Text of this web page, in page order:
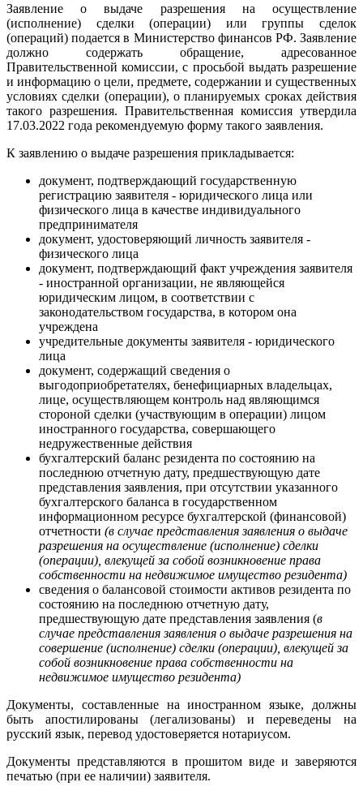
Заявление о выдаче разрешения на осуществление
(исполнение) сделки (операции) или группы сделок
(операций) подается в Министерство финансов РФ. Заявление
должно содержать обращение, адресованное
Правительственной комиссии, с просьбой выдать разрешение
и информацию о цели, предмете, содержании и существенных
условиях сделки (операции), о планируемых сроках действия
такого разрешения. Правительственная комиссия утвердила
17.03.2022 года рекомендуемую форму такого заявления.
К заявлению о выдаче разрешения прикладывается:
документ, подтверждающий государственную
регистрацию заявителя - юридического лица или
физического лица в качестве индивидуального
предпринимателя
документ, удостоверяющий личность заявителя -
физического лица
документ, подтверждающий факт учреждения заявителя
- иностранной организации, не являющейся
юридическим лицом, в соответствии с
законодательством государства, в котором она
учреждена
учредительные документы заявителя - юридического
лица
документ, содержащий сведения о
выгодоприобретателях, бенефициарных владельцах,
лице, осуществляющем контроль над являющимся
стороной сделки (участвующим в операции) лицом
иностранного государства, совершающего
недружественные действия
бухгалтерский баланс резидента по состоянию на
последнюю отчетную дату, предшествующую дате
представления заявления, при отсутствии указанного
бухгалтерского баланса в государственном
информационном ресурсе бухгалтерской (финансовой)
отчетности (в случае представления заявления о выдаче
разрешения на осуществление (исполнение) сделки
(операции), влекущей за собой возникновение права
собственности на недвижимое имущество резидента)
сведения о балансовой стоимости активов резидента по
состоянию на последнюю отчетную дату,
предшествующую дате представления заявления (в
случае представления заявления о выдаче разрешения на
совершение (исполнение) сделки (операции), влекущей за
собой возникновение права собственности на
недвижимое имущество резидента)
Документы, составленные на иностранном языке, должны
быть апостилированы (легализованы) и переведены на
русский язык, перевод удостоверяется нотариусом.
Документы представляются в прошитом виде и заверяются
печатью (при ее наличии) заявителя.